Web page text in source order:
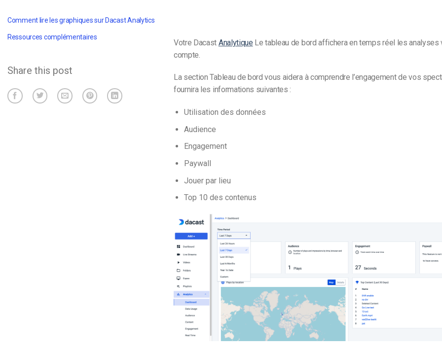
Comment lire les graphiques sur Dacast Analytics
Ressources complémentaires
Share this post
Votre Dacast Analytique Le tableau de bord affichera entemps réel lesanalyses
compte.
La section Tableau de bord vous aidera à comprendre l’engagement de vos
fournira les informations suivantes :
Utilisation des données
Audience
Engagement
Paywall
Jouer par lieu
Top 10 des contenus